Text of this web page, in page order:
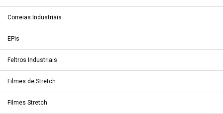
Correias Industriais
EPIs
Feltros Industriais
Filmes de Stretch
Filmes Stretch